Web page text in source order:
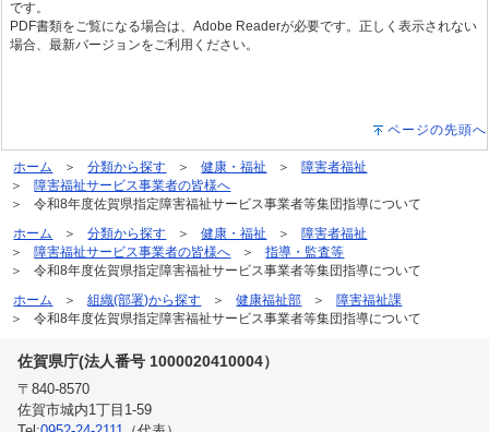
です。
PDF書類をご覧になる場合は、Adobe Readerが必要です。正しく表示されない
場合、最新バージョンをご利用ください。
ページの先頭へ
ホーム 分類から探す 健康・福祉
障害者福祉
障害福祉サービス事業者の皆様へ
令和8年度佐賀県指定障害福祉サービス事業者等集団指導について
ホーム
分類から探す 健康・福祉
障害者福祉
障害福祉サービス事業者の皆様へ
指導・監査等
令和8年度佐賀県指定障害福祉サービス事業者等集団指導について
ホーム
組織(部署)から探す 健康福祉部
障害福祉課
令和8年度佐賀県指定障害福祉サービス事業者等集団指導について
佐賀県庁(法人番号 1000020410004）
〒840-8570
佐賀市城内1丁目1-59